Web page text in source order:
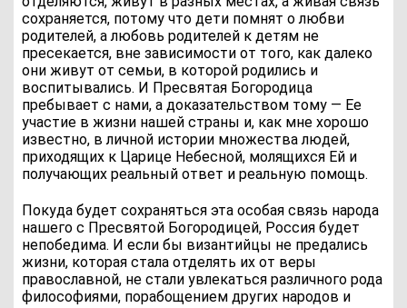
сохраняется, потому что дети помнят о любви
родителей, а любовь родителей к детям не
пресекается, вне зависимости от того, как далеко
они живут от семьи, в которой родились и
воспитывались. И Пресвятая Богородица
пребывает с нами, а доказательством тому — Ее
участие в жизни нашей страны и, как мне хорошо
известно, в личной истории множества людей,
приходящих к Царице Небесной, молящихся Ей и
получающих реальный ответ и реальную помощь.
Покуда будет сохраняться эта особая связь народа
нашего с Пресвятой Богородицей, Россия будет
непобедима. И если бы византийцы не предались
жизни, которая стала отделять их от веры
православной, не стали увлекаться различного рода
философиями, порабощением других народов и